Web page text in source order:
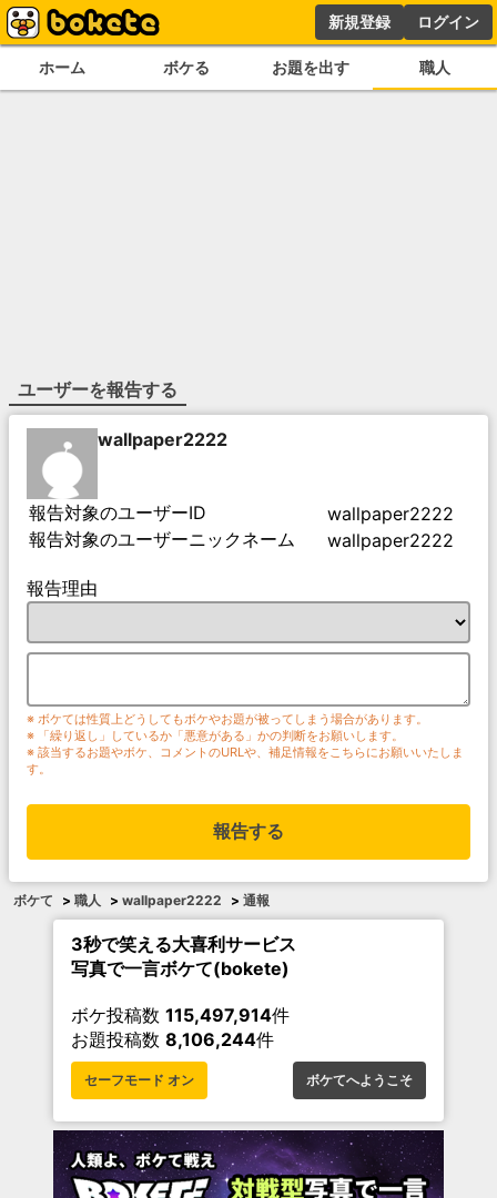
新規登録 ログイン
ホーム ボケる お題を出す 職人
ユーザーを報告する
wallpaper2222
報告対象のユーザーID
wallpaper2222
報告対象のユーザーニックネーム
wallpaper2222
報告理由
※ ボケては性質上どうしてもボケやお題が被ってしまう場合があります。
※ 「繰り返し」しているか「悪意がある」かの判断をお願いします。
※ 該当するお題やボケ、コメントのURLや、補足情報をこちらにお願いいたしま
す。
報告する
ボケて > 職人 > wallpaper2222 > 通報
3秒で笑える大喜利サービス
写真で一言ボケて(bokete)
ボケ投稿数 115,497,914件
お題投稿数 8,106,244件
セーフモード オン ボケてへようこそ